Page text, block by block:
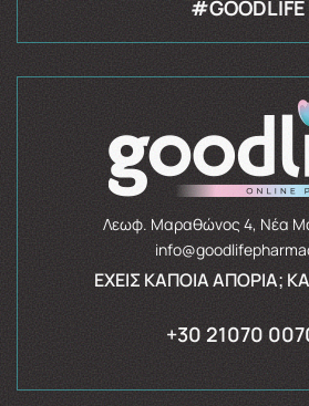
#GOODLIFE
Λεωφ. Μαραθώνος 4, Νέα
ΈΧΕΙΣ ΚΆΠΟΙΑ ΑΠΟΡΊΑ;
+30 21070